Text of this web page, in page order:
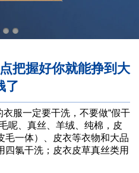
把握好你就能挣到大
了
服一定要干洗，不要做“假干
呢、真丝、羊绒、纯棉，皮
毛一体）、皮衣等衣物和大品
四氯干洗；皮衣皮草真丝类用